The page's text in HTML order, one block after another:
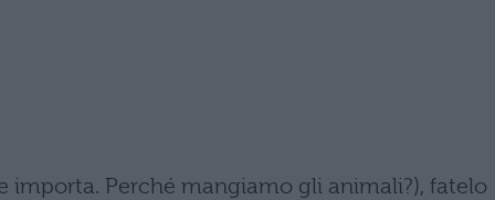
importa. Perché mangiamo gli animali?), fatelo